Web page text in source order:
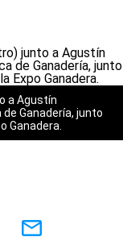
a Agustín
Ganadería, junto
Ganadera.